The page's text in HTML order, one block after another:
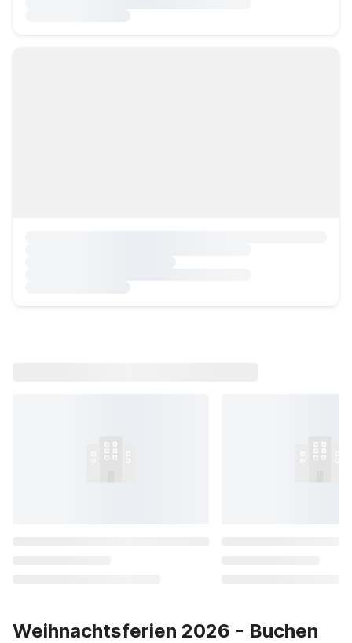
Weihnachtsferien 2026 - Buchen